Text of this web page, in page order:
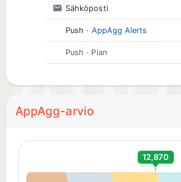
Sähköposti
Push · AppAgg Alerts
Push · Pian
AppAgg-arvio
12,870